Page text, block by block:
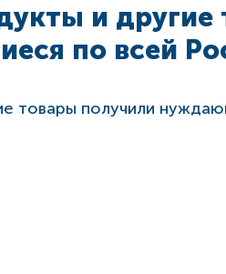
и другие
по всей